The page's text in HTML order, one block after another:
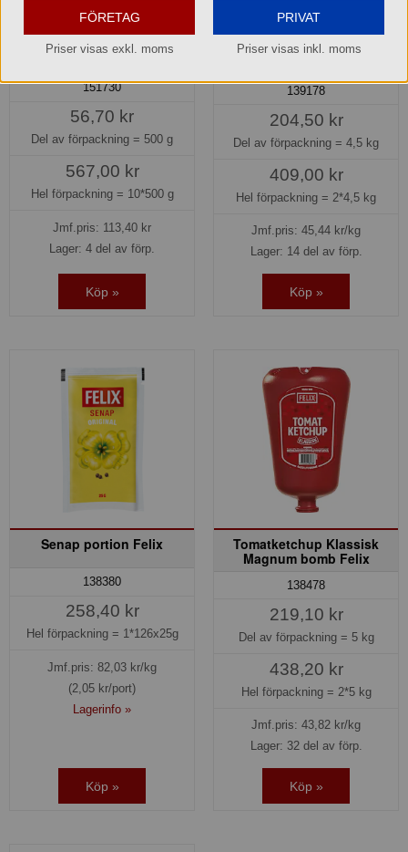
Rostad lök påse Bähncke
151730
56,70 kr
Del av förpackning = 500 g
567,00 kr
Hel förpackning = 10*500 g
Jmf.pris: 113,40 kr
Lager: 4 del av förp.
Köp »
Senap Original Magnum
139178
204,50 kr
Del av förpackning = 4,5 kg
409,00 kr
Hel förpackning = 2*4,5 kg
Jmf.pris: 45,44 kr/kg
Lager: 14 del av förp.
Köp »
Senap portion Felix
138380
258,40 kr
Hel förpackning = 1*126x25g
Jmf.pris: 82,03 kr/kg
(2,05 kr/port)
Lagerinfo »
Köp »
Tomatketchup Klassisk
Magnum bomb Felix
138478
219,10 kr
Del av förpackning = 5 kg
438,20 kr
Hel förpackning = 2*5 kg
Jmf.pris: 43,82 kr/kg
Lager: 32 del av förp.
Köp »
FÖRETAG
Priser visas exkl. moms
PRIVAT
Priser visas inkl. moms